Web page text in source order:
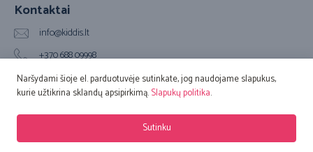
Kontaktai
info@kiddis.lt
+370 688 09998
Vilkpėdės g. 20A, LT-03151 Vilnius (Biuro adresas)
© 2016 – 2026 Kiddis.lt. Visos teisės saugomos. Sprendimas:
Naršydami šioje el. parduotuvėje sutinkate, jog naudojame slapukus,
kurie užtikrina sklandų apsipirkimą.Slapukų politika.
Sutinku